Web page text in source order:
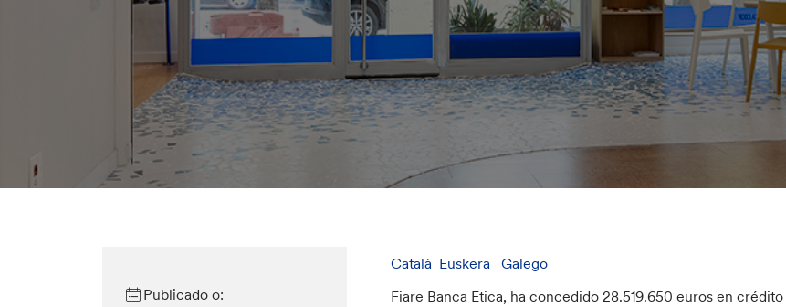
Publicado o:
Català Euskera
Galego
Fiare Banca Etica, ha concedido 28.519.650 euros en